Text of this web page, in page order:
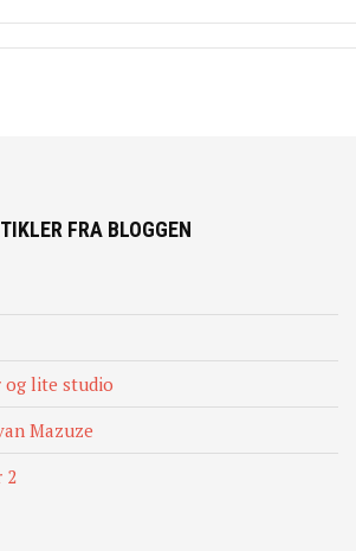
FRA BLOGGEN
lite studio
Mazuze
2